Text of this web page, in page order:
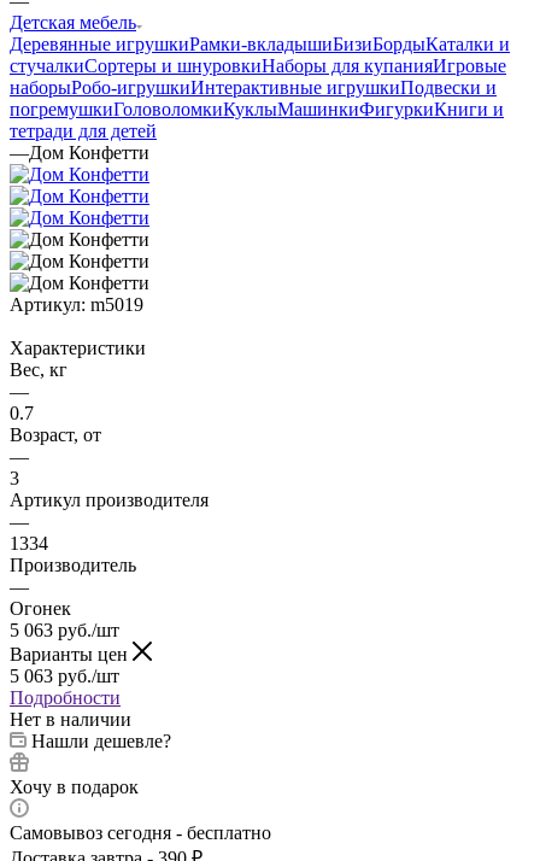
Детская мебель
Деревянные игрушкиРамки-вкладышиБизиБордыКаталки и
стучалкиСортеры и шнуровкиНаборы для купанияИгровые
наборыРобо-игрушкиИнтерактивные игрушкиПодвески и
погремушкиГоловоломкиКуклыМашинкиФигуркиКниги и
тетради для детей
—Дом Конфетти
Артикул: m5019
Характеристики
Вес, кг
—
0.7
Возраст, от
—
3
Артикул производителя
—
1334
Производитель
—
Огонек
5 063 руб./шт
Варианты цен
5 063 руб./шт
Подробности
Нет в наличии
Нашли дешевле?
Хочу в подарок
Самовывоз сегодня - бесплатно